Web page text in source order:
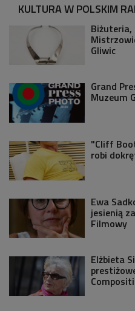
KULTURA W POLSKIM
Gliwic
Grand
Muzeum
"Cliff
robi
Ewa
jesienią
Filmowy
Elżbieta